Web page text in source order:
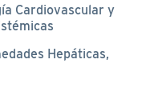
Cardiovascular y
Hepáticas,